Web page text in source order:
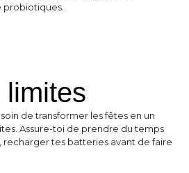
probiotiques.
limites
de transformer les fêtes en un
Assure-toi de prendre du temps
tes batteries avant de faire